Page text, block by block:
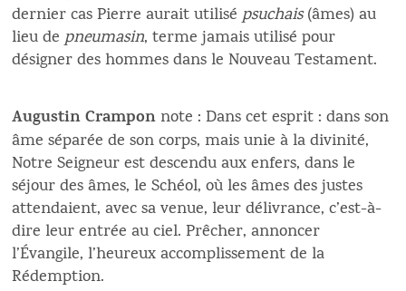
dernier cas Pierre aurait utilisépsuchais(âmes) au
lieu depneumasin, terme jamais utilisé pour
désigner des hommes dans le Nouveau Testament.
Augustin Cramponnote : Dans cet esprit : dans son
âme séparée de son corps, mais unie à la divinité,
Notre Seigneur est descendu aux enfers, dans le
séjour des âmes, le Schéol, où les âmes des justes
attendaient, avec sa venue, leur délivrance, c’est-à-
dire leur entrée au ciel. Prêcher, annoncer
l’Évangile, l’heureux accomplissement de la
Rédemption.